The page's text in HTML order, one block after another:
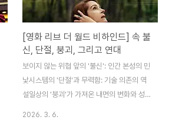
어떻게 야만성과 폭력성으로 회귀하는지를
극사실주의적인 연출로 고발합니다. 하지만
동시에 이 영화는 가장 비참하고 절망적인 순
간에 잉태된 하나의 '새 생명'을 통해, 인류가
잃어버린 구원의..
[영화 리브 더 월드 비하인드] 속 불
신, 단절, 붕괴, 그리고 연대
보이지 않는 위협 앞의 '불신': 인간 본성의 민
낯시스템의 '단절'과 무력함: 기술 의존의 역
설일상의 '붕괴'가 가져온 내면의 변화와 성
2026. 3. 6.